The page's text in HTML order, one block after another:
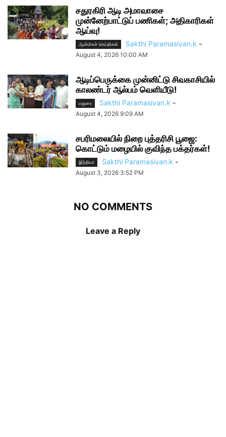
சதுரகிரி ஆடி அமாவாசை
முன்னேற்பாட்டுப் பணிகள்; அதிகாரிகள்
ஆய்வு!
ஆன்மிகச் செய்திகள் Sakthi Paramasivan.k -
August 4, 2026 10:00 AM
ஆடிப்பெருக்கை முன்னிட்டு சிவகாசியில்
காலண்டர் ஆல்பம் வெளியீடு!
மதுரை Sakthi Paramasivan.k -
August 4, 2026 9:09 AM
சபரிமலையில் நிறை புத்தரிசி பூஜை:
கொட்டும் மழையில் குவிந்த பக்தர்கள்!
இந்தியா Sakthi Paramasivan.k -
August 3, 2026 3:52 PM
NO COMMENTS
Leave a Reply